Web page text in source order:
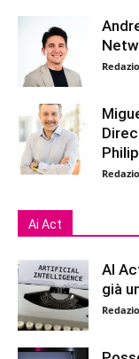
Ai Act
AI
già